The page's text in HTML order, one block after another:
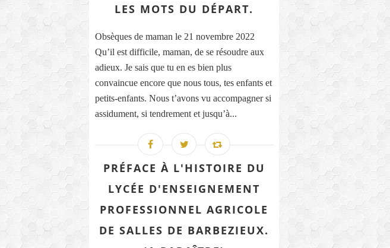
LES MOTS DU DÉPART.
Obsèques de maman le 21 novembre 2022
Qu’il est difficile, maman, de se résoudre aux
adieux. Je sais que tu en es bien plus
convaincue encore que nous tous, tes enfants et
petits-enfants. Nous t’avons vu accompagner si
assidument, si tendrement et jusqu’à...
PRÉFACE À L'HISTOIRE DU
LYCÉE D'ENSEIGNEMENT
PROFESSIONNEL AGRICOLE
DE SALLES DE BARBEZIEUX.